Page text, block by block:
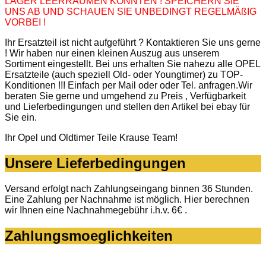
UNS AB UND SCHAUEN SIE UNBEDINGT REGELMÄßIG
VORBEI !
Ihr Ersatzteil ist nicht aufgeführt ? Kontaktieren Sie uns gerne
! Wir haben nur einen kleinen Auszug aus unserem
Sortiment eingestellt. Bei uns erhalten Sie nahezu alle OPEL
Ersatzteile (auch speziell Old- oder Youngtimer) zu TOP-
Konditionen !!! Einfach per Mail oder oder Tel. anfragen.Wir
beraten Sie gerne und umgehend zu Preis , Verfügbarkeit
und Lieferbedingungen und stellen den Artikel bei ebay für
Sie ein.
Ihr Opel und Oldtimer Teile Krause Team!
Unsere Lieferbedingungen
Versand erfolgt nach Zahlungseingang binnen 36 Stunden.
Eine Zahlung per Nachnahme ist möglich. Hier berechnen
wir Ihnen eine Nachnahmegebühr i.h.v. 6€ .
Zahlungsmoeglichkeiten